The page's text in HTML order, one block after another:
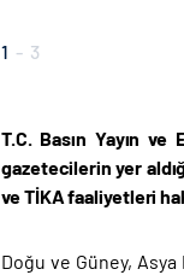
1 - 3
T.C. Basın Yayın
gazetecilerin yer
ve TİKA faaliyetleri
Doğu ve Güney,